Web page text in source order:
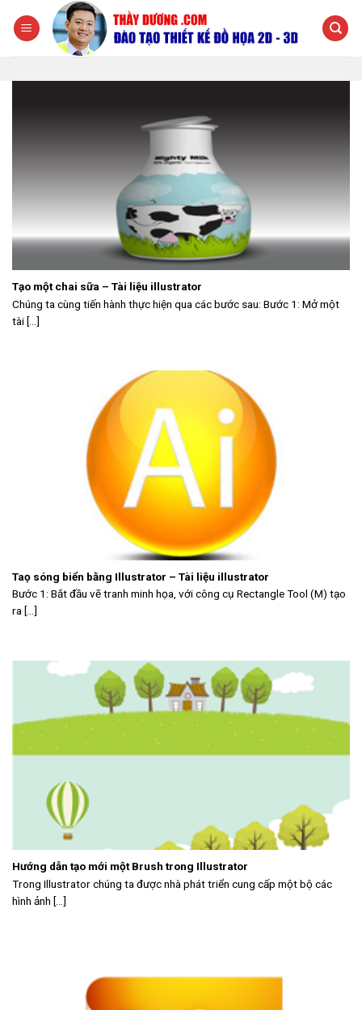
đến
Tạo một chai sữa – Tài liệu illustrator
Chúng ta cùng tiến hành thực hiện qua các bước sau: Bước 1: Mở một
tài [...]
Taọ sóng biển bằng Illustrator – Tài liệu illustrator
Bước 1: Bắt đầu vẽ tranh minh họa, với công cụ Rectangle Tool (M) tạo
ra [...]
Hướng dẫn tạo mới một Brush trong Illustrator
Trong Illustrator chúng ta được nhà phát triển cung cấp một bộ các
hình ảnh [...]